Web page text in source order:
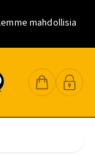
mahdollisia